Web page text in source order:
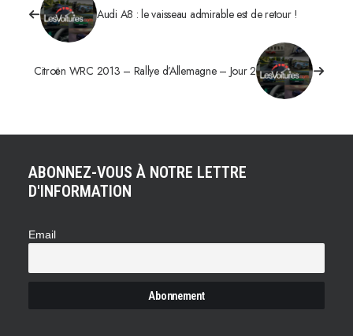
Audi A8 : le vaisseau admirable est de retour !
Citroën WRC 2013 – Rallye d’Allemagne – Jour 2
ABONNEZ-VOUS À NOTRE LETTRE
D'INFORMATION
Email